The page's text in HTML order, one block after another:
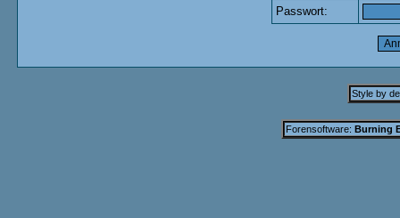
Passwort:
Style by
Forensoftware: Burning